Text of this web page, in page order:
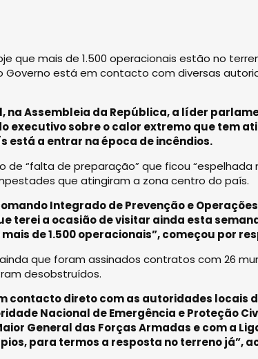
que mais de 1.500 operacionais estão no
Governo está em contacto com diversas
na Assembleia da República, a líder
executivo sobre o calor extremo que tem
está a entrar na época de incêndios.
de “falta de preparação” que ficou
que atingiram a zona centro do país.
Integrado de Prevenção e
terei a ocasião de visitar ainda esta
de 1.500 operacionais”, começou por
que foram assinados contratos com 26
desobstruídos.
contacto direto com as autoridades locais
Nacional de Emergência e Proteção
General das Forças Armadas e com a
para termos a resposta no terreno já”,